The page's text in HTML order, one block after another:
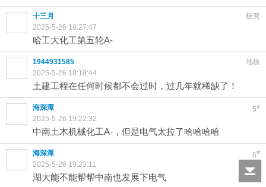
板凳
十三月
2025-5-26 18:27:47
哈工大化工第五轮A-
地板
1944931585
2025-5-26 19:18:44
土建工程在任何时候都不会过时，过几年就稀缺了！
5#
海深潭
2025-5-26 19:22:32
中南土木机械化工A-，但是电气太拉了哈哈哈哈
6#
海深潭
2025-5-26 19:23:11
湖大能不能帮帮中南也发展下电气